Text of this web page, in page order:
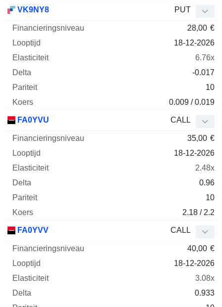
VK9NY8 PUT
28,00 €
18-12-2026
6.76x
-0.017
10
0.009 / 0.019
FA0YVU CALL
35,00 €
18-12-2026
2.48x
0.96
10
2.18 / 2.2
FA0YVV CALL
40,00 €
18-12-2026
3.08x
0.933